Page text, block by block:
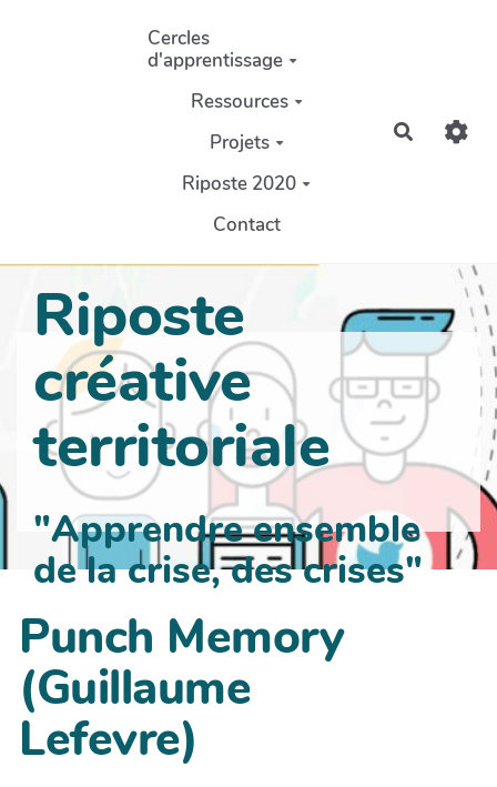
Aller au contenu principal
Cercles
d'apprentissage
Ressources
Projets
Riposte 2020
Contact
Riposte
créative
territoriale
"Apprendre ensemble
de la crise, des crises"
Punch Memory
(Guillaume
Lefevre)